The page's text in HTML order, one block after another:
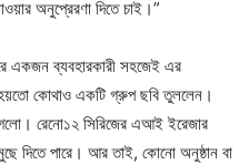
অনুপ্রেরণা দিতে চাই।”
একজন ব্যবহারকারী সহজেই এর
কোথাও একটি গ্রুপ ছবি তুললেন।
রেনো১২ সিরিজের এআই ইরেজার
দিতে পারে। আর তাই, কোনো অনুষ্ঠান বা